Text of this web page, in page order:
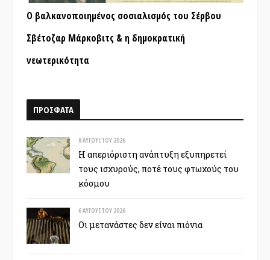
Ο βαλκανοποιημένος σοσιαλισμός του Σέρβου
Σβέτοζαρ Μάρκοβιτς & η δημοκρατική
νεωτερικότητα
ΠΡΟΣΦΑΤΑ
8 ΑΥΓΟΎΣΤΟΥ 2026
Η απεριόριστη ανάπτυξη εξυπηρετεί
τους ισχυρούς, ποτέ τους φτωχούς του
κόσμου
6 ΑΥΓΟΎΣΤΟΥ 2026
Οι μετανάστες δεν είναι πιόνια